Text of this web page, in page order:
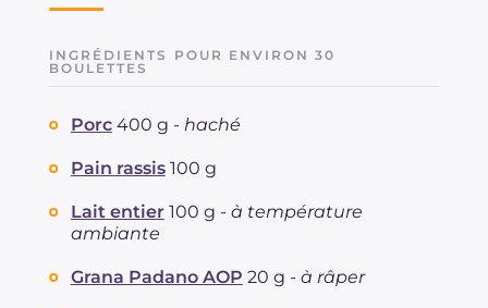
INGRÉDIENTS POUR ENVIRON 30
BOULETTES
Porc 400 g - haché
Pain rassis 100 g
Lait entier 100 g - à température
ambiante
Grana Padano AOP 20 g - à râper